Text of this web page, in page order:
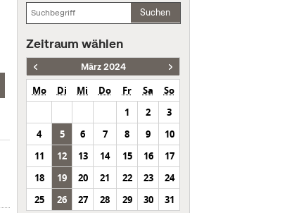
Suchen
Zeitraum wählen
März 2024
Mo Di Mi Do Fr Sa
So
1
2
3
4
5 6 7 8 9
10
11
12 13 14 15 16
17
18
19 20 21 22 23
24
25
26 27 28 29 30 31